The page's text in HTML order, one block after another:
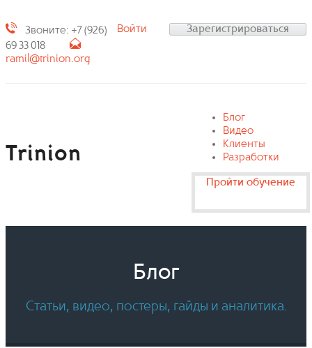
Звоните: +7 (926)
69 33 018
ramil@trinion.org
Войти Зарегистрироваться
Trinion
Блог
Видео
Клиенты
Разработки
Пройти обучение
Блог
Статьи, видео, постеры, гайды и аналитика.